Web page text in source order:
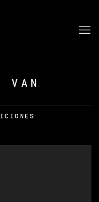
VAN